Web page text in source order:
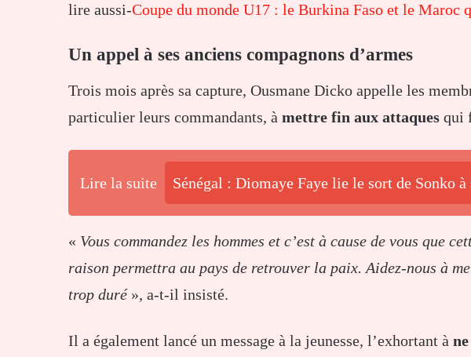
lire aussi-Coupe du monde U17 : le Burkina Faso et le Maroc
Un appel à ses anciens compagnons d’armes
Trois mois après sa capture, Ousmane Dicko appelle les
particulier leurs commandants, à mettre fin aux attaques qui
Lire la suite Sénégal : Diomaye Faye lie le sort de Sonko à
« Vous commandez les hommes et c’est à cause de vous que
raison permettra au pays de retrouver la paix. Aidez-nous à
trop duré», a-t-il insisté.
Il a également lancé un message à la jeunesse, l’exhortant à